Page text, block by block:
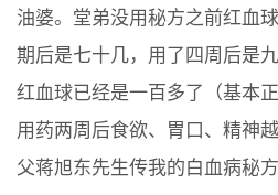
油婆。堂弟没用秘方之前红血
期后是七十几，用了四周后是
红血球已经是一百多了（基本
用药两周后食欲、胃口、精神
父蒋旭东先生传我的白血病秘方